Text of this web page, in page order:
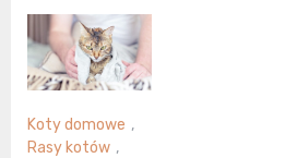
Koty domowe ,
Rasy kotów ,